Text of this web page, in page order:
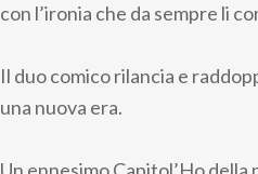
con l’ironia che da sempre li
Il duo comico rilancia e
una nuova era.